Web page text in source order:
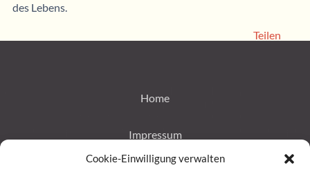
Cookie-Einwilligung verwalten
des Lebens.
Teilen
Home
Impressum